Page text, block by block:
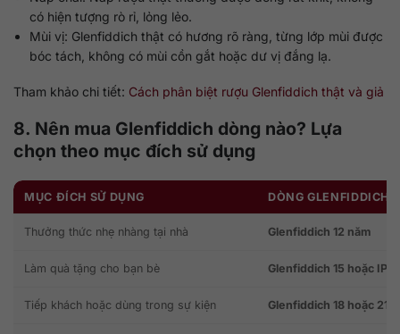
có hiện tượng rò rỉ, lỏng lẻo.
Mùi vị: Glenfiddich thật có hương rõ ràng, từng lớp mùi được
bóc tách, không có mùi cồn gắt hoặc dư vị đắng lạ.
Tham khảo chi tiết: Cách phân biệt rượu Glenfiddich thật và giả
8. Nên mua Glenfiddich dòng nào? Lựa
chọn theo mục đích sử dụng
MỤC ĐÍCH SỬ DỤNG DÒNG GLENFIDDICH
Thưởng thức nhẹ nhàng tại nhà Glenfiddich 12 năm
Làm quà tặng cho bạn bè Glenfiddich 15 hoặc IPA
Tiếp khách hoặc dùng trong sự kiện Glenfiddich 18 hoặc 21